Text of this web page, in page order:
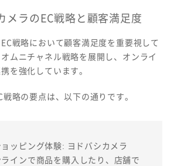
メラのEC戦略と顧客満足度
戦略において顧客満足度を重要視して
ムニチャネル戦略を展開し、オンライ
を強化しています。
略の要点は、以下の通りです。
ッピング体験: ヨドバシカメラ
インで商品を購入したり、店舗で